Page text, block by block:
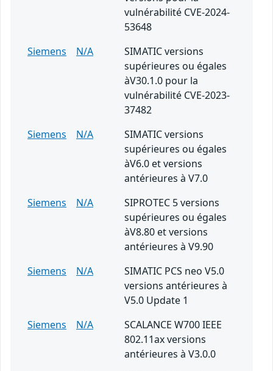
vulnérabilité CVE-2024-
53648
Siemens
N/A
SIMATIC versions
supérieures ou égales
àV30.1.0 pour la
vulnérabilité CVE-2023-
37482
Siemens
N/A
SIMATIC versions
supérieures ou égales
àV6.0 et versions
antérieures à V7.0
Siemens
N/A
SIPROTEC 5 versions
supérieures ou égales
àV8.80 et versions
antérieures à V9.90
Siemens
N/A
SIMATIC PCS neo V5.0
versions antérieures à
V5.0 Update 1
Siemens
N/A
SCALANCE W700 IEEE
802.11ax versions
antérieures à V3.0.0